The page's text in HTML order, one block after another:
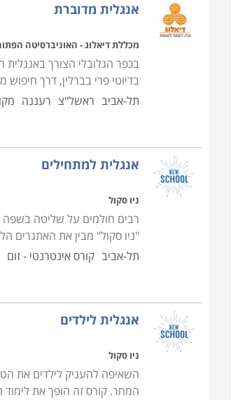
אנגלית מדוברת
מכללת דיאלוג - האוניברסיטה
בכפר הגלובלי הצורך באנגלית
בדיוטי פרי בברלין, דרך
תל-אביב ראשל"צ רעננה
אנגלית למתחילים
ניו סקול
רבים חולמים על שליטה
"ניו סקול" מבין את האתגרים
תל-אביב קורס אינטרנטי - זום
אנגלית לילדים
ניו סקול
השאיפה להעניק לילדים את
המחר. קורס זה הופך את